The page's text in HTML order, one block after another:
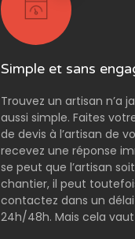
Simple et sans
Trouvez un artisan n’a
aussi simple. Faites
de devis à l’artisan de
recevez une réponse
se peut que l’artisan
chantier, il peut
contactez dans un
24h/48h. Mais cela